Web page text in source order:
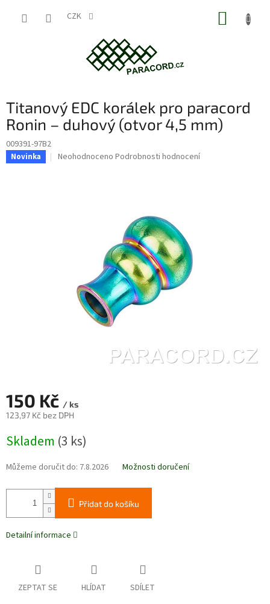
CZK
Titanový EDC korálek pro paracord
Ronin – duhový (otvor 4,5 mm)
009391-97B2
Novinka
Průměrné
Neohodnoceno Podrobnosti hodnocení
150 Kč / ks
123,97 Kč bez DPH
cena:
Skladem (3 ks)
Můžeme doručit do: 7.8.2026 Možnosti doručení
Přidat do košíku
Detailní informace
ZEPTAT SE HLÍDAT SDÍLET